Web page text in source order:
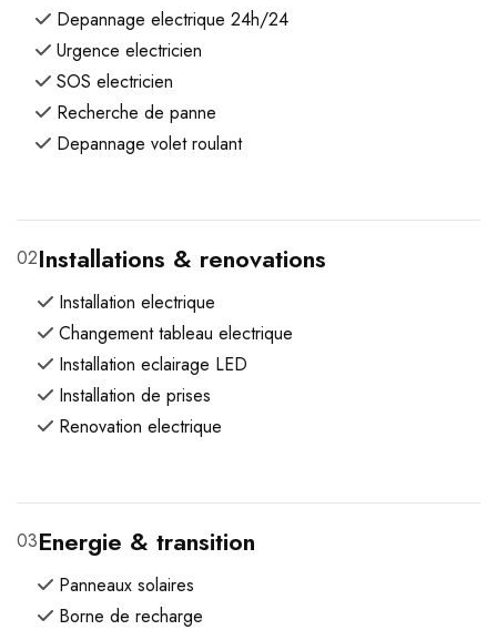
Depannage electrique 24h/24
Urgence electricien
SOS electricien
Recherche de panne
Depannage volet roulant
02Installations & renovations
Installation electrique
Changement tableau electrique
Installation eclairage LED
Installation de prises
Renovation electrique
03Energie & transition
Panneaux solaires
Borne de recharge